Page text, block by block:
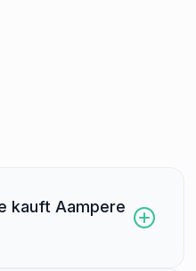
kauft Aampere